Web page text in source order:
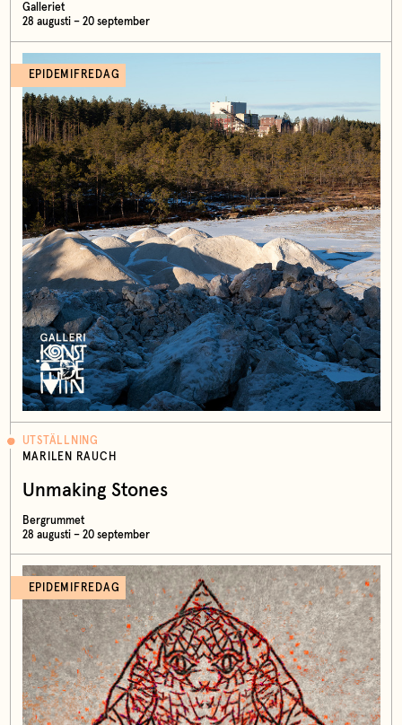
Galleriet
28 augusti – 20 september
EPIDEMIFREDAG
UTSTÄLLNING
MARILEN RAUCH
Unmaking Stones
Bergrummet
28 augusti – 20 september
EPIDEMIFREDAG